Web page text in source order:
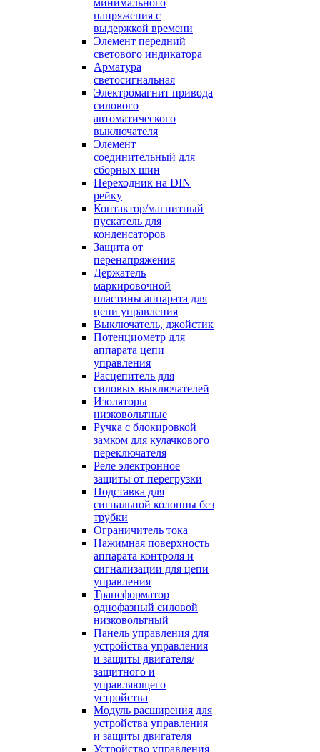
минимального
напряжения с
выдержкой времени
Элемент передний
светового индикатора
Арматура
светосигнальная
Электромагнит привода
силового
автоматического
выключателя
Элемент
соединительный для
сборных шин
Переходник на DIN
рейку
Контактор/магнитный
пускатель для
конденсаторов
Защита от
перенапряжения
Держатель
маркировочной
пластины аппарата для
цепи управления
Выключатель, джойстик
Потенциометр для
аппарата цепи
управления
Расцепитель для
силовых выключателей
Изоляторы
низковольтные
Ручка с блокировкой
замком для кулачкового
переключателя
Реле электронное
защиты от перегрузки
Подставка для
сигнальной колонны без
трубки
Ограничитель тока
Нажимная поверхность
аппарата контроля и
сигнализации для цепи
управления
Трансформатор
однофазный силовой
низковольтный
Панель управления для
устройства управления
и защиты двигателя/
защитного и
управляющего
устройства
Модуль расширения для
устройства управления
и защиты двигателя
Устройство управления